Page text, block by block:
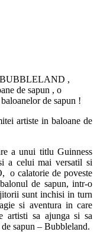
BUBBLELAND ,
de sapun , o
de sapun !
artiste in baloane de
a unui titlu Guinness
celui mai versatil si
o calatorie de poveste
de sapun, intr-o
sunt inchisi in turn
si aventura in care
artisti sa ajunga si sa
sapun – Bubbleland.